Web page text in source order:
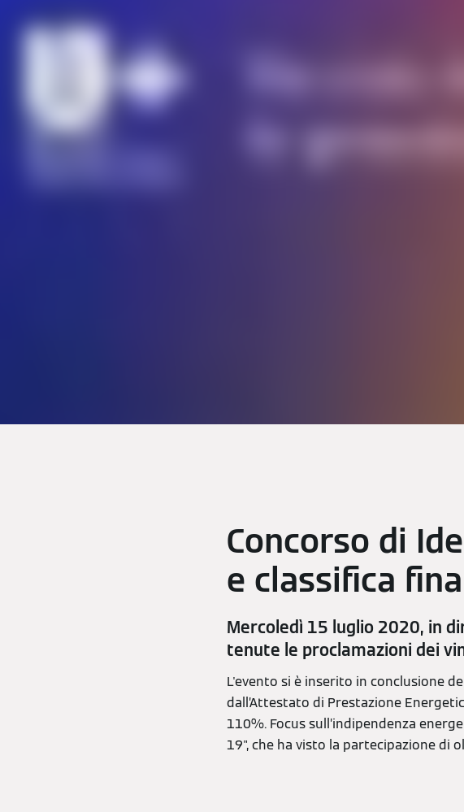
Concorso di
e classifica
Mercoledì 15 luglio 2020, in
tenute le proclamazioni dei
L'evento si è inserito in conclusione
dall’Attestato di Prestazione
110%. Focus sull’indipendenza
19", che ha visto la partecipazione di